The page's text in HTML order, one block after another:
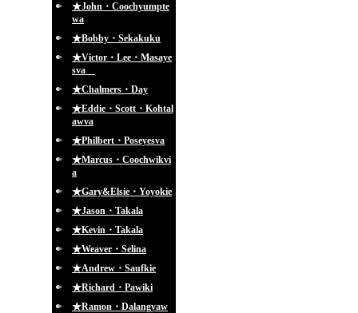
★John・Coochyumpte
wa
★Bobby・Sekakuku
★Victor・Lee・Masaye
sva
★Chalmers・Day
★Eddie・Scott・Kohtal
awva
★Philbert・Poseyesva
★Marcus・Coochwikvi
a
★Gary&Elsie・Yoyokie
★Jason・Takala
★Kevin・Takala
★Weaver・Selina
★Andrew・Saufkie
★Richard・Pawiki
★Ramon・Dalangyaw